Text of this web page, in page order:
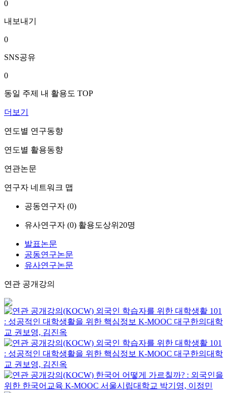
0
내보내기
0
SNS공유
0
동일 주제 내 활용도 TOP
더보기
연도별 연구동향
연도별 활용동향
연관논문
연구자 네트워크 맵
공동연구자 (0)
유사연구자 (0) 활용도상위20명
발표논문
공동연구논문
유사연구논문
연관 공개강의
외국인 학습자를 위한 대학생활 101
: 성공적인 대학생활을 위한 핵심정보 K-MOOC 대구한의대학
교 권보영, 김진옥
외국인 학습자를 위한 대학생활 101
: 성공적인 대학생활을 위한 핵심정보 K-MOOC 대구한의대학
교 권보영, 김진옥
한국어 어떻게 가르칠까? : 외국인을
위한 한국어교육 K-MOOC 서울시립대학교 박기영, 이정민